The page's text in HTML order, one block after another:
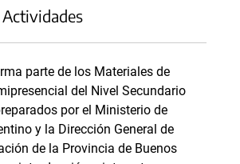
parte de los Materiales de
del Nivel Secundario
por el Ministerio de
y la Dirección General de
de la Provincia de Buenos